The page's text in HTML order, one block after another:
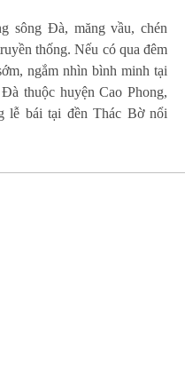
sông Đà, măng vầu, chén
thống. Nếu có qua đêm
ngắm nhìn bình minh tại
thuộc huyện Cao Phong,
lễ bái tại đền Thác Bờ nổi